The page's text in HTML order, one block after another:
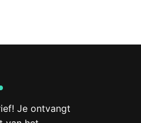
Je ontvangt